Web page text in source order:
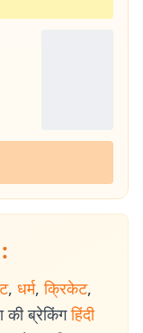
, धर्म, क्रिकेट,
की ब्रेकिंग हिंदी